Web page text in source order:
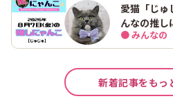
愛猫「じゅ
んなの推し
（金）】
● みんなの
新着記事をもっ